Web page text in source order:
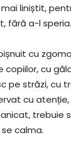
liniștit,
fără a-l speria.
cu
copiilor, cu
pe străzi, cu
cu atenție,
trebuie
calma.